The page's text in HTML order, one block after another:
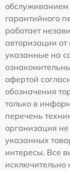
обслуживанием
гарантийного
работает
авторизации
указанные на
офертой
обозначения
только в
перечень
организация
указанных
интересы. Все
исключительно